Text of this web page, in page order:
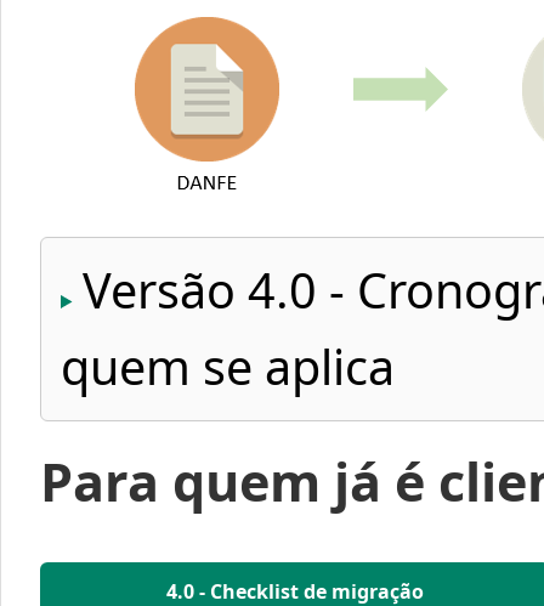
Versão 4.0 -
quem se aplica
Para quem já é
4.0 - Checklist de migração